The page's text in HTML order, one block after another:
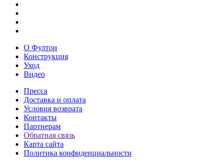
О Фултон
Конструкция
Уход
Видео
Пресса
Доставка и оплата
Условия возврата
Контакты
Партнерам
Обратная связь
Карта сайта
Политика конфиденциальности